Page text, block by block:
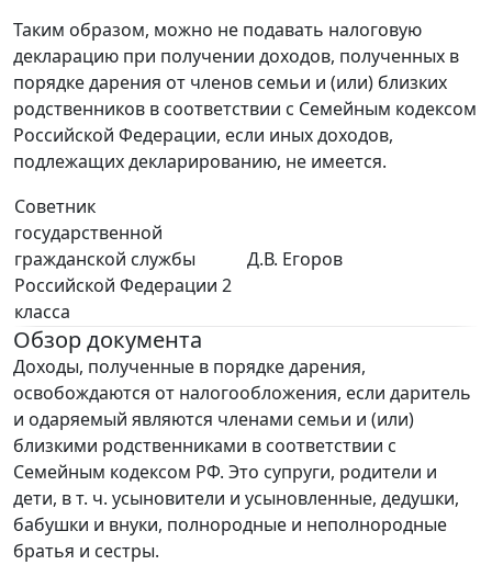
Таким образом, можно не подавать налоговую
декларацию при получении доходов, полученных в
порядке дарения от членов семьи и (или) близких
родственников в соответствии с Семейным кодексом
Российской Федерации, если иных доходов,
подлежащих декларированию, не имеется.
Советник
государственной
гражданской службы
Российской Федерации 2
класса
Д.В. Егоров
Обзор документа
Доходы, полученные в порядке дарения,
освобождаются от налогообложения, если даритель
и одаряемый являются членами семьи и (или)
близкими родственниками в соответствии с
Семейным кодексом РФ. Это супруги, родители и
дети, в т. ч. усыновители и усыновленные, дедушки,
бабушки и внуки, полнородные и неполнородные
братья и сестры.